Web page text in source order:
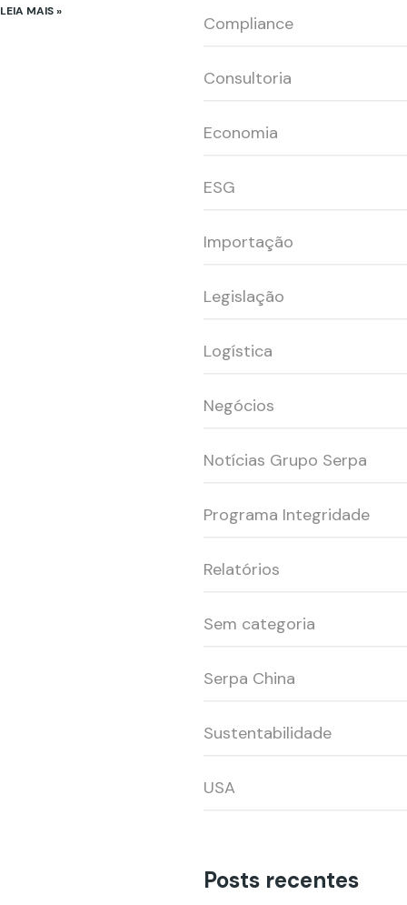
LEIA MAIS »
Compliance
Consultoria
Economia
ESG
Importação
Legislação
Logística
Negócios
Notícias Grupo Serpa
Programa Integridade
Relatórios
Sem categoria
Serpa China
Sustentabilidade
USA
Posts recentes